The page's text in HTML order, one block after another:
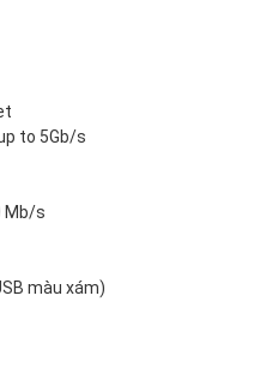
to 5Gb/s
Mb/s
màu xám)